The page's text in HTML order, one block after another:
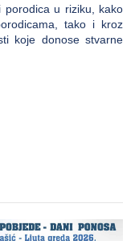
u riziku, kako
tako i kroz
koje donose stvarne